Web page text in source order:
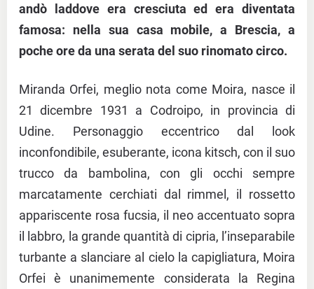
andò laddove era cresciuta ed era diventata
famosa: nella sua casa mobile, a Brescia, a
poche ore da una serata del suo rinomato circo.
Miranda Orfei, meglio nota come Moira, nasce il
21 dicembre 1931 a Codroipo, in provincia di
Udine. Personaggio eccentrico dal look
inconfondibile, esuberante, icona kitsch, con il suo
trucco da bambolina, con gli occhi sempre
marcatamente cerchiati dal rimmel, il rossetto
appariscente rosa fucsia, il neo accentuato sopra
il labbro, la grande quantità di cipria, l’inseparabile
turbante a slanciare al cielo la capigliatura, Moira
Orfei è unanimemente considerata la Regina